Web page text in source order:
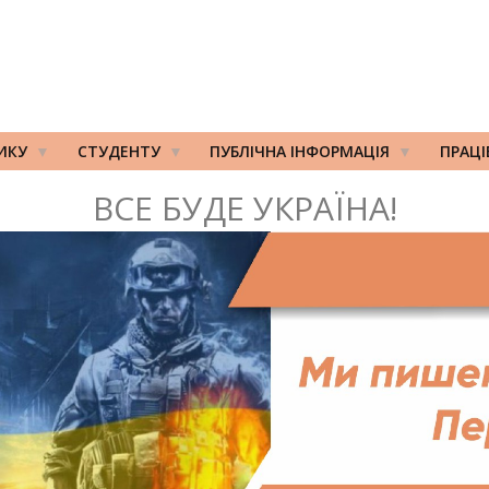
СТУДЕНТУ ПУБЛІЧНА ІНФОРМАЦІЯ
ВСЕ БУДЕ УКРАЇНА!